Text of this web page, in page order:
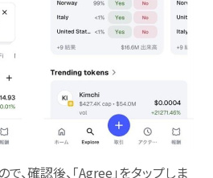
、確認後、「Agree」をタップしま